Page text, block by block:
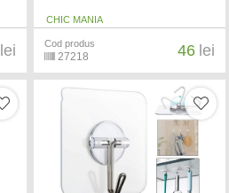
lei
CHIC MANIA
Cod produs
27218 46 lei